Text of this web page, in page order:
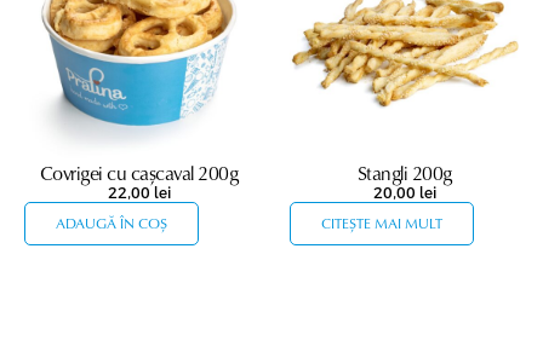
Covrigei cu cașcaval 200g
22,00 lei
ADAUGĂ ÎN COȘ
Stangli 200g
20,00 lei
CITEȘTE MAI MULT